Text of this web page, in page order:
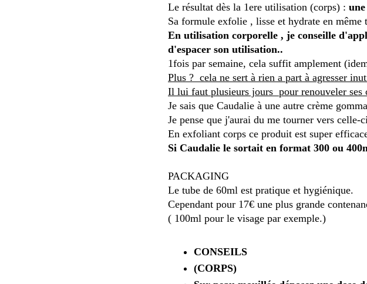
Le résultat dès la 1ere utilisation (corps) :
Sa formule exfolie , lisse et hydrate en même
En utilisation corporelle , je conseille
d'espacer son utilisation..
1fois par semaine, cela suffit amplement
Plus ? cela ne sert à rien a part à agresser
Il lui faut plusieurs jours pour renouveler ses
Je sais que Caudalie à une autre crème
Je pense que j'aurai du me tourner vers celle-
En exfoliant corps ce produit est super
Si Caudalie le sortait en format 300 ou
PACKAGING
Le tube de 60ml est pratique et hygiénique.
Cependant pour 17€ une plus grande
( 100ml pour le visage par exemple.)
CONSEILS
(CORPS)